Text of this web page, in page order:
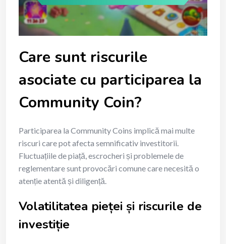
Care sunt riscurile
asociate cu participarea la
Community Coin?
Participarea la Community Coins implică mai multe
riscuri care pot afecta semnificativ investitorii.
Fluctuațiile de piață, escrocheri și problemele de
reglementare sunt provocări comune care necesită o
atenție atentă și diligență.
Volatilitatea pieței și riscurile de
investiție